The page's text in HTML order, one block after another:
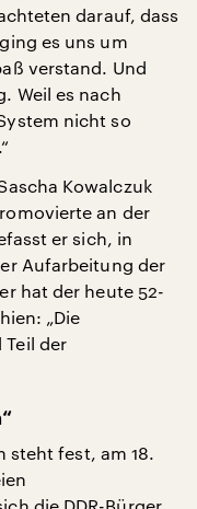
darauf, dass
es uns um
verstand. Und
Weil es nach
nicht so
Kowalczuk
an der
er sich, in
Aufarbeitung der
hat der heute 52-
„Die
Teil der
steht fest, am 18.